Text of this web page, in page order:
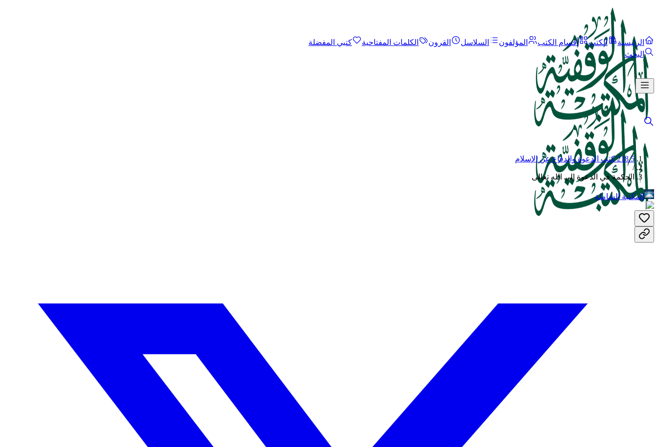
الرئيسية الكتب أقسام الكتب المؤلفون السلاسل القرون الكلمات المفتاحية
كتبي المفضلة
البحث
218.5 كتب الدعوة والدفاع عن الإسلام
/
الحكمة في الدعوة إلى الله تعالى
المكتبة الشاملة